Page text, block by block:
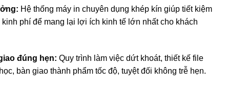
Hệ thống máy in chuyên dụng khép kín giúp tiết kiệm
phí để mang lại lợi ích kinh tế lớn nhất cho khách
đúng hẹn: Quy trình làm việc dứt khoát, thiết kế file
bàn giao thành phẩm tốc độ, tuyệt đối không trễ hẹn.